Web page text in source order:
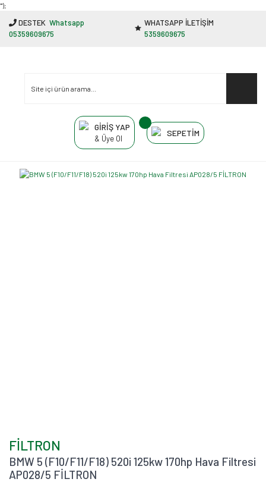
"');
DESTEK Whatsapp
05359609675
WHATSAPP İLETİŞİM
5359609675
GİRİŞ YAP
& Üye Ol
SEPETİM
FİLTRON
BMW 5 (F10/F11/F18) 520i 125kw 170hp Hava Filtresi
AP028/5 FİLTRON